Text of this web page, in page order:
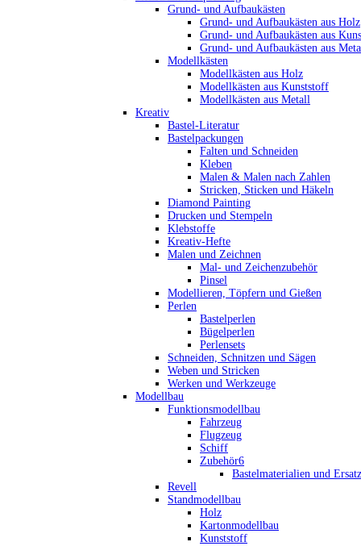
Grund- und Aufbaukästen
Grund- und Aufbaukästen aus Holz
Grund- und Aufbaukästen aus
Grund- und Aufbaukästen aus
Modellkästen
Modellkästen aus Holz
Modellkästen aus Kunststoff
Modellkästen aus Metall
Kreativ
Bastel-Literatur
Bastelpackungen
Falten und Schneiden
Kleben
Malen & Malen nach Zahlen
Stricken, Sticken und Häkeln
Diamond Painting
Drucken und Stempeln
Klebstoffe
Kreativ-Hefte
Malen und Zeichnen
Mal- und Zeichenzubehör
Pinsel
Modellieren, Töpfern und Gießen
Perlen
Bastelperlen
Bügelperlen
Perlensets
Schneiden, Schnitzen und Sägen
Weben und Stricken
Werken und Werkzeuge
Modellbau
Funktionsmodellbau
Fahrzeug
Flugzeug
Schiff
Zubehör6
Bastelmaterialien und
Revell
Standmodellbau
Holz
Kartonmodellbau
Kunststoff